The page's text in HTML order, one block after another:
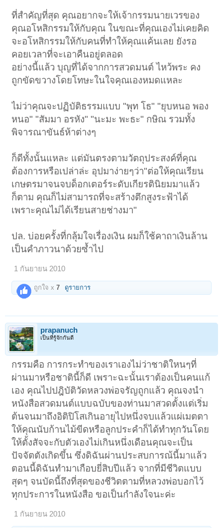
ที่สำคัญที่สุด คุณอยากจะให้เจ้ากรรมนายเวรของ
คุณอโหสิกรรมให้กับคุณ ในขณะที่คุณเองไม่เคยคิด
จะอโหสิกรรมให้กับคนที่ทำให้คุณแค้นเลย ยังรอ
คอยเวลาที่จะเอาคืนอยู่ตลอด
อย่างนี้แล้ว บุญที่ได้จากการสวดมนต์ ไหว้พระ คง
ถูกขัดขวางโดยโทษะในใจคุณเองหมดแหละ
ไม่ว่าคุณจะปฏิบัติธรรมแบบ "พุท โธ" "ยุบหนอ พอง
หนอ" "สัมมา อรหัง" "นะมะ พะธะ" กษิณ รวมทั้ง
พิจารณาขันธ์ห้าต่างๆ
ก็ดีทั้งนั้นแหละ แต่มันตรงตามวัตถุประสงค์ที่คุณ
ต้องการหรือเปล่าล่ะ อุปมาง่ายๆว่า"ต่อให้คุณเรียน
เกษตรมาจนจบด็อกเตอร์ระดับเกียรตินิยมมาแล้ว
ก็ตาม คุณก็ไม่สามารถที่จะสร้างตึกสูงระฟ้าได้
เพราะคุณไม่ได้เรียนสายช่างมา"
ปล. บ่อยครั้งที่กลุ้มใจเรื่องเงิน ผมก็ใช้คาถาเงินล้าน
เป็นคำภาวนาด้วยซ้ำไป
1 กันยายน 2010
ถูกใจ x7 ดูรายการ
prapanuch
เป็นที่รู้จักกันดี
กรรมคือ การกระทำของเราเองไม่ว่าชาติใหนๆที่
ผ่านมาหรือชาตินี้ก็ดี เพราะฉะนั้นเราต้องเป็นคนแก้
เอง คุณไปปฎิบัติวัดหลวงพ่อจรัญถูกแล้ว คุณจงนำ
หนังสือสวดมนต์แบบฉบับของท่านมาสวดตั้งแต่เริ่ม
ต้นจนมาถึงอิติปิโสเกินอายุไปหนึ่งจบแล้วแผ่เมตตา
ให้คุณนับก้านไม้ขีดหรือลูกประคำก็ได้ทำทุกวันโดย
ให้ตั้งสัจจะกับตัวเองไม่เกินหนึ่งเดือนคุณจะเป็น
ปัจจัตตังเกิดขึ้น ซึ่งดิฉันผ่านประสบการณ้นี้มาแล้ว
ตอนนี้ดิฉันทำมาเกือบยี่สิบปีแล้ว จากที่มีชีวิตแบบ
สุดๆ จนบัดนี้ถึงที่สุดของชีวิตตามที่หลวงพ่อบอกไว้
ทุกประการในหนังสือ ขอเป็นกำลังใจนะค่ะ
1 กันยายน 2010